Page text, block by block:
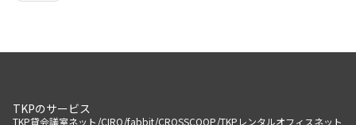
TKPのサービス
TKP貸会議室ネット CIRQ fabbit CROSSCOOP TKPレンタルオフィスネット